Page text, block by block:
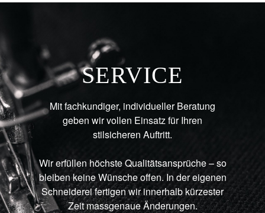
SERVICE
Mit fachkundiger, individueller Beratung
geben wir vollen Einsatz für Ihren
stilsicheren Auftritt.
Wir erfüllen höchste Qualitätsansprüche – so
bleiben keine Wünsche offen. In der eigenen
Schneiderei fertigen wir innerhalb kürzester
Zeit massgenaue Änderungen.